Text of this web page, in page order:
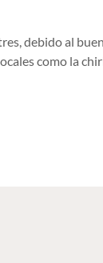
debido al
como la